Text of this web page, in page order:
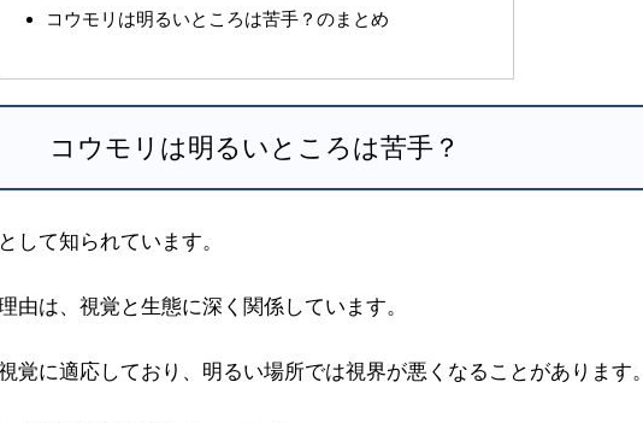
コウモリは明るいところは苦手？のまとめ
コウモリは明るいところは苦手？
して知られています。
由は、視覚と生態に深く関係しています。
覚に適応しており、明るい場所では視界が悪くなることがあります。